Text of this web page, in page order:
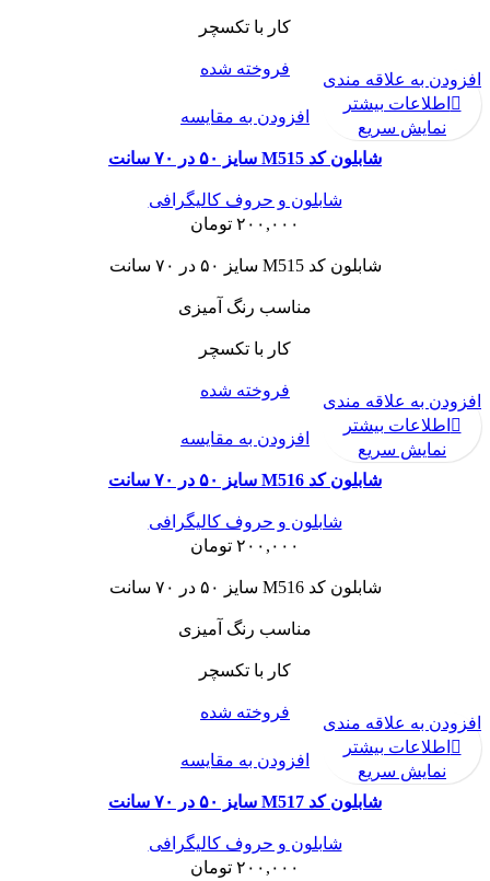
کار با تکسچر
فروخته شده
افزودن به مقایسه
شابلون کد M515 سایز ۵۰ در ۷۰ سانت
شابلون و حروف کالیگرافی
۲۰۰,۰۰۰ تومان
شابلون کد M515 سایز ۵۰ در ۷۰ سانت
مناسب رنگ آمیزی
کار با تکسچر
افزودن به علاقه مندی
اطلاعات بیشتر
نمایش سریع
فروخته شده
افزودن به مقایسه
شابلون کد M516 سایز ۵۰ در ۷۰ سانت
شابلون و حروف کالیگرافی
۲۰۰,۰۰۰ تومان
شابلون کد M516 سایز ۵۰ در ۷۰ سانت
مناسب رنگ آمیزی
کار با تکسچر
افزودن به علاقه مندی
اطلاعات بیشتر
نمایش سریع
فروخته شده
افزودن به مقایسه
شابلون کد M517 سایز ۵۰ در ۷۰ سانت
شابلون و حروف کالیگرافی
۲۰۰,۰۰۰ تومان
افزودن به علاقه مندی
اطلاعات بیشتر
نمایش سریع